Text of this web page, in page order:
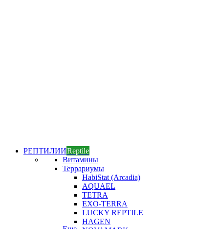
РЕПТИЛИИReptile
Витамины
Террариумы
HabiStat (Arcadia)
AQUAEL
TETRA
EXO-TERRA
LUCKY REPTILE
HAGEN